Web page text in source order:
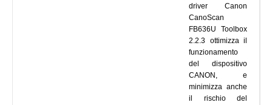
driver Canon
CanoScan
FB636U Toolbox
2.2.3 ottimizza il
funzionamento
del dispositivo
CANON, e
minimizza anche
il rischio del